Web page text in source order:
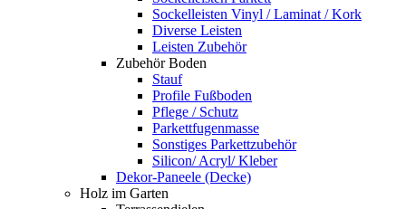
Sockelleisten Vinyl / Laminat / Kork
Diverse Leisten
Leisten Zubehör
Zubehör Boden
Stauf
Profile Fußboden
Pflege / Schutz
Parkettfugenmasse
Sonstiges Parkettzubehör
Silicon/ Acryl/ Kleber
Dekor-Paneele (Decke)
Holz im Garten